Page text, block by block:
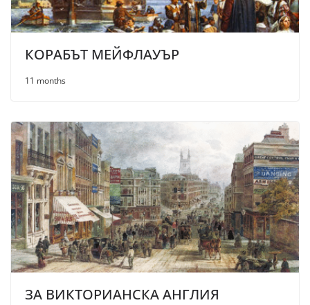
КОРАБЪТ МЕЙФЛАУЪР
11 months
ЗА ВИКТОРИAНСКА АНГЛИЯ